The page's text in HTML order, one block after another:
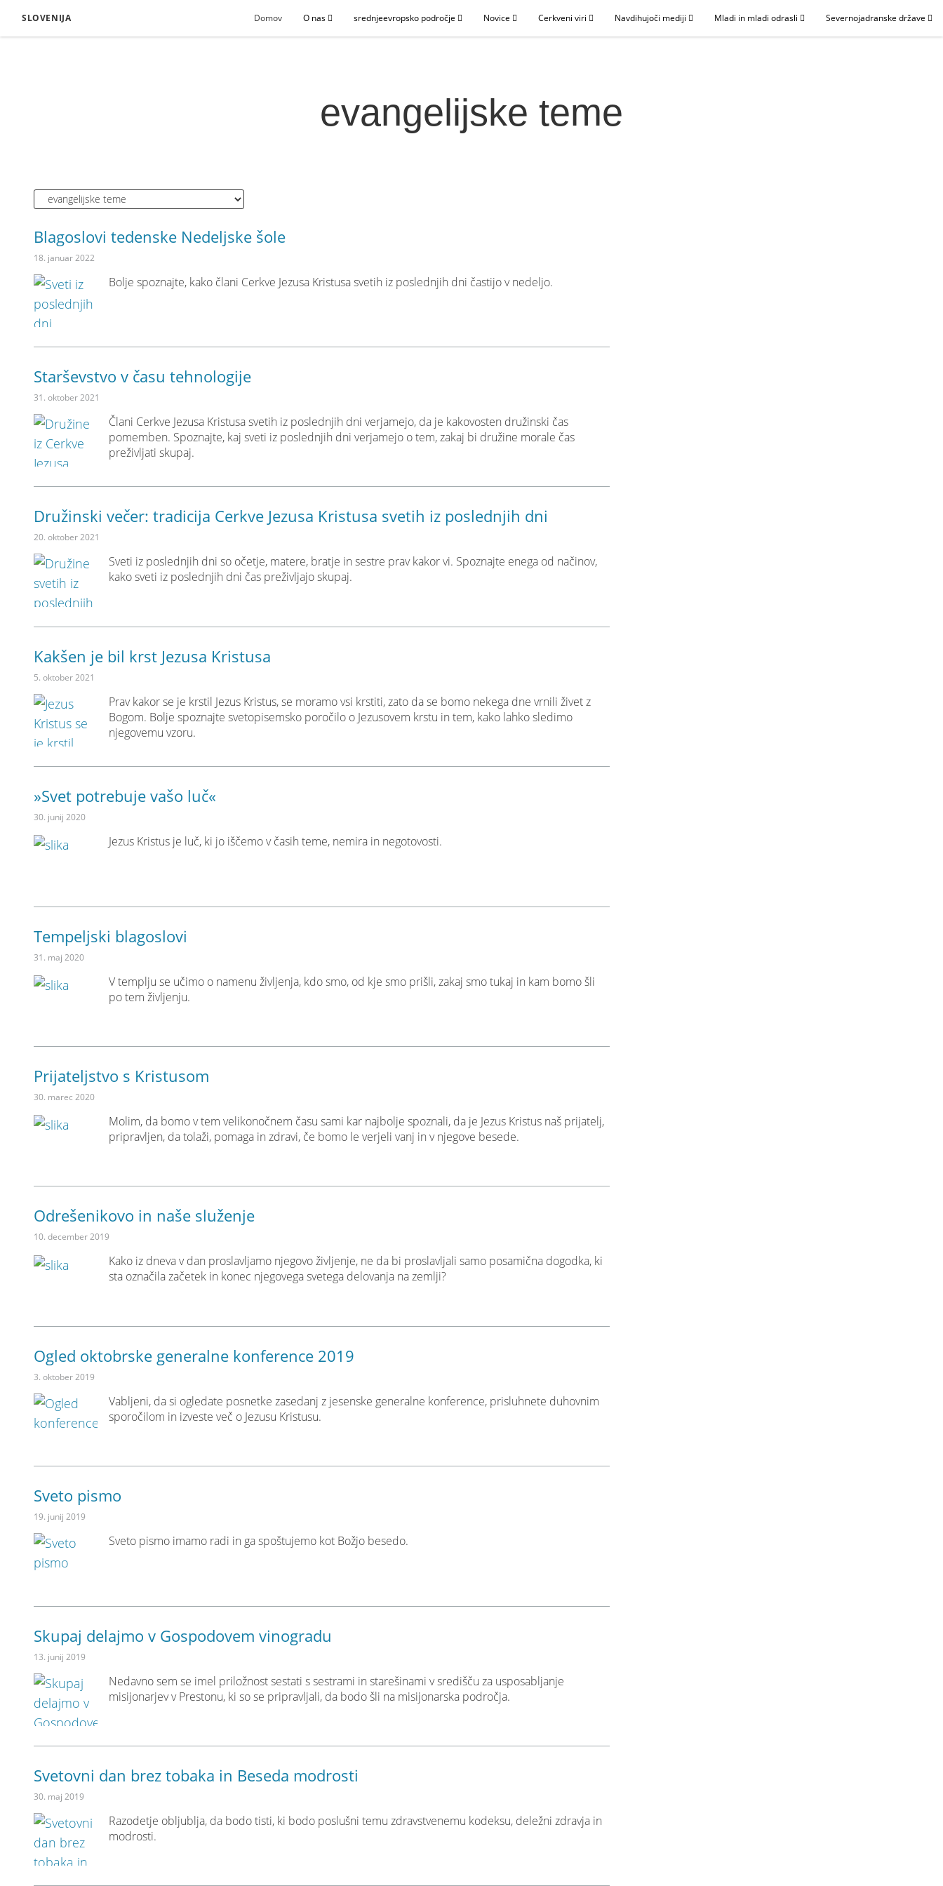
SLOVENIJA Domov O nas srednjeevropsko področje Novice Cerkveni viri Navdihujoči mediji Mladi in mladi odrasli Severnojadranske države
evangelijske teme
Blagoslovi tedenske Nedeljske šole
18. januar 2022
Bolje spoznajte, kako člani Cerkve Jezusa Kristusa svetih iz poslednjih dni častijo v nedeljo.
Starševstvo v času tehnologije
31. oktober 2021
Člani Cerkve Jezusa Kristusa svetih iz poslednjih dni verjamejo, da je kakovosten družinski čas
pomemben. Spoznajte, kaj sveti iz poslednjih dni verjamejo o tem, zakaj bi družine morale čas
preživljati skupaj.
Družinski večer: tradicija Cerkve Jezusa Kristusa svetih iz poslednjih dni
20. oktober 2021
Sveti iz poslednjih dni so očetje, matere, bratje in sestre prav kakor vi. Spoznajte enega od načinov,
kako sveti iz poslednjih dni čas preživljajo skupaj.
Kakšen je bil krst Jezusa Kristusa
5. oktober 2021
Prav kakor se je krstil Jezus Kristus, se moramo vsi krstiti, zato da se bomo nekega dne vrnili živet z
Bogom. Bolje spoznajte svetopisemsko poročilo o Jezusovem krstu in tem, kako lahko sledimo
njegovemu vzoru.
»Svet potrebuje vašo luč«
30. junij 2020
Jezus Kristus je luč, ki jo iščemo v časih teme, nemira in negotovosti.
Tempeljski blagoslovi
31. maj 2020
V templju se učimo o namenu življenja, kdo smo, od kje smo prišli, zakaj smo tukaj in kam bomo šli
po tem življenju.
Prijateljstvo s Kristusom
30. marec 2020
Molim, da bomo v tem velikonočnem času sami kar najbolje spoznali, da je Jezus Kristus naš prijatelj,
pripravljen, da tolaži, pomaga in zdravi, če bomo le verjeli vanj in v njegove besede.
Odrešenikovo in naše služenje
10. december 2019
Kako iz dneva v dan proslavljamo njegovo življenje, ne da bi proslavljali samo posamična dogodka, ki
sta označila začetek in konec njegovega svetega delovanja na zemlji?
Ogled oktobrske generalne konference 2019
3. oktober 2019
Vabljeni, da si ogledate posnetke zasedanj z jesenske generalne konference, prisluhnete duhovnim
sporočilom in izveste več o Jezusu Kristusu.
Sveto pismo
19. junij 2019
Sveto pismo imamo radi in ga spoštujemo kot Božjo besedo.
Skupaj delajmo v Gospodovem vinogradu
13. junij 2019
Nedavno sem se imel priložnost sestati s sestrami in starešinami v središču za usposabljanje
misijonarjev v Prestonu, ki so se pripravljali, da bodo šli na misijonarska področja.
Svetovni dan brez tobaka in Beseda modrosti
30. maj 2019
Razodetje obljublja, da bodo tisti, ki bodo poslušni temu zdravstvenemu kodeksu, deležni zdravja in
modrosti.